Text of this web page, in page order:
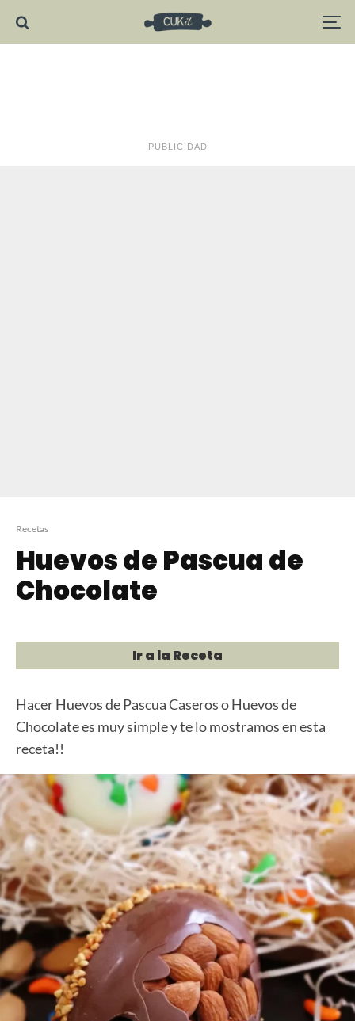
PUBLICIDAD
Recetas
Huevos de Pascua de
Chocolate
Ir a la Receta
Hacer Huevos de Pascua Caseros o Huevos de
Chocolate es muy simple y te lo mostramos en esta
receta!!